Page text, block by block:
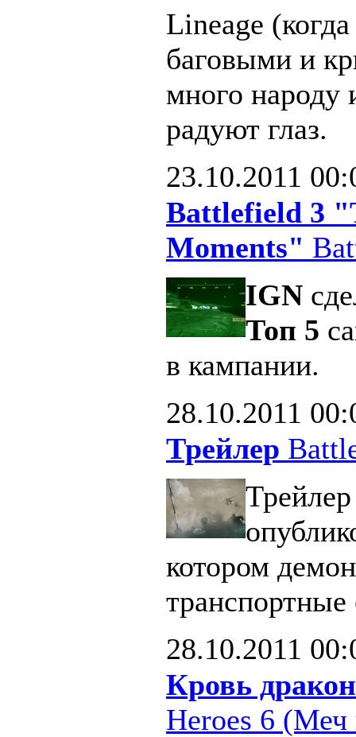
Lineage
баговыми и
много народу
радуют глаз.
23.10.2011
Battlefield 3
Moments"
IGN
Топ 5
в кампании.
28.10.2011
Трейлер
котором
транспортные
28.10.2011
Кровь
Heroes 6 (Меч